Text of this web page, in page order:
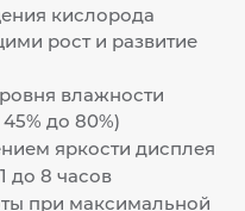
кислорода
рост и развитие
влажности
до 80%)
яркости дисплея
до 8 часов
при максимальной